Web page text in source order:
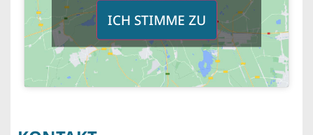
ICH STIMME ZU